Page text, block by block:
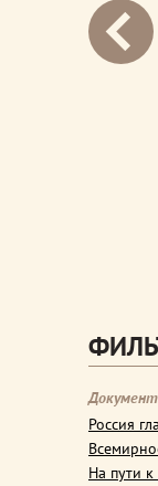
Россия
На пути